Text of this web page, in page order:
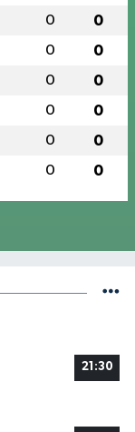
0 0
0 0
0 0
0 0
0 0
0 0
21:30